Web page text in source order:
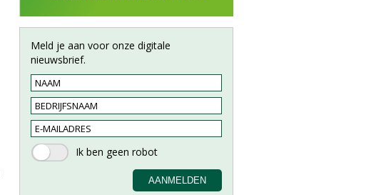
Meld je aan voor onze digitale
nieuwsbrief.